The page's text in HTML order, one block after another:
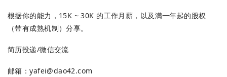
根据你的能力，15K ~ 30K 的工作月薪，以及满一年起的股权
（带有成熟机制）分享。
简历投递/微信交流
邮箱：yafei@dao42.com